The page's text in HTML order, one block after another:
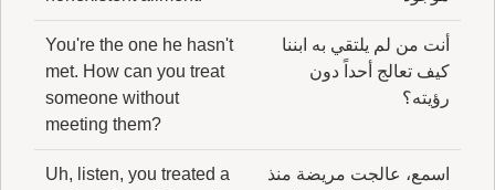
أنت من لم يلتقي به ابننا
كيف تعالج أحداً دون
رؤيته؟
You're the one he hasn't
met. How can you treat
someone without
meeting them?
اسمع، عالجت مريضة منذ
Uh, listen, you treated a